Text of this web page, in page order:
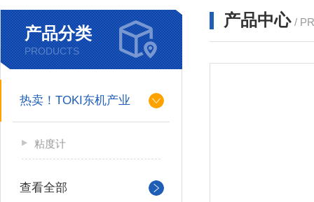
产品分类
PRODUCTS
热卖！TOKI东机产业
粘度计
查看全部
产品中心 /